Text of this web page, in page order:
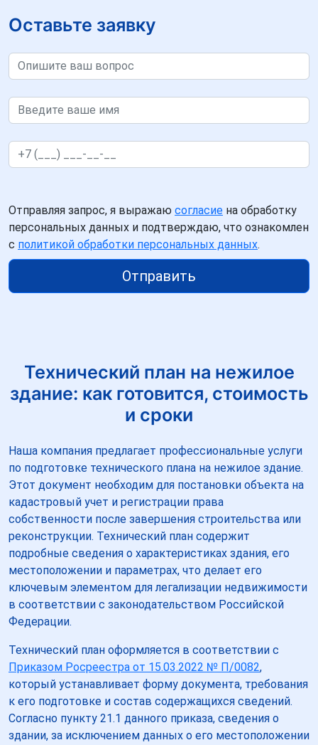
Оставьте заявку
Отправляя запрос, я выражаю согласие на обработку
персональных данных и подтверждаю, что ознакомлен
с политикой обработки персональных данных.
Отправить
Технический план на нежилое
здание: как готовится, стоимость
и сроки
Наша компания предлагает профессиональные услуги
по подготовке технического плана на нежилое здание.
Этот документ необходим для постановки объекта на
кадастровый учет и регистрации права
собственности после завершения строительства или
реконструкции. Технический план содержит
подробные сведения о характеристиках здания, его
местоположении и параметрах, что делает его
ключевым элементом для легализации недвижимости
в соответствии с законодательством Российской
Федерации.
Технический план оформляется в соответствии с
Приказом Росреестра от 15.03.2022 № П/0082,
который устанавливает форму документа, требования
к его подготовке и состав содержащихся сведений.
Согласно пункту 21.1 данного приказа, сведения о
здании, за исключением данных о его местоположении